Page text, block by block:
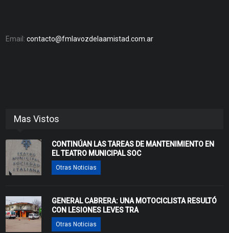
Email:contacto@fmlavozdelaamistad.com.ar
Mas Vistos
CONTINÚAN LAS TAREAS DE MANTENIMIENTO EN
EL TEATRO MUNICIPAL SOC
Otras Noticias
GENERAL CABRERA: UNA MOTOCICLISTA RESULTÓ
CON LESIONES LEVES TRA
Otras Noticias